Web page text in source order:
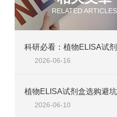
RELATED ARTICLES
2026-06-16
2026-06-10